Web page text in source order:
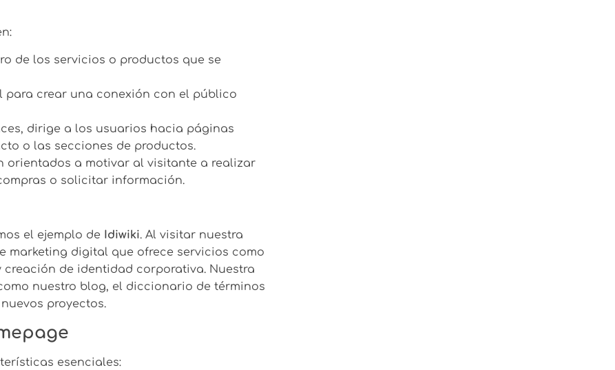
de los servicios o productos que se
crear una conexión con el público
dirige a los usuarios hacia páginas
o las secciones de productos.
orientados a motivar al visitante a realizar
o solicitar información.
el ejemplo de Idiwiki. Al visitar nuestra
marketing digital que ofrece servicios como
creación de identidad corporativa. Nuestra
nuestro blog, el diccionario de términos
proyectos.
esenciales: